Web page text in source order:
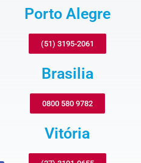
Porto Alegre
(51) 3195-2061
Brasilia
0800 580 9782
Vitória